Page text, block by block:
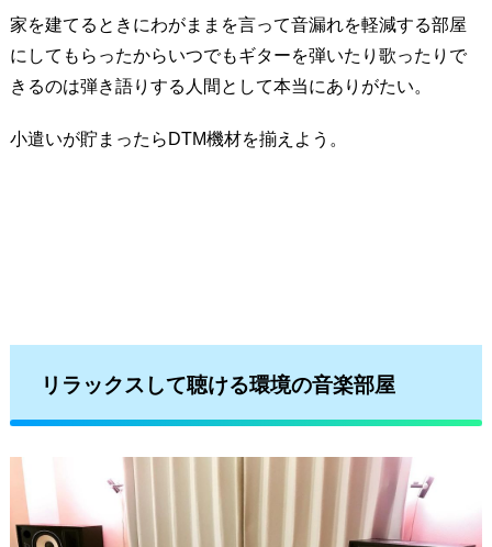
家を建てるときにわがままを言って音漏れを軽減する部屋
にしてもらったからいつでもギターを弾いたり歌ったりで
きるのは弾き語りする人間として本当にありがたい。
小遣いが貯まったらDTM機材を揃えよう。
リラックスして聴ける環境の音楽部屋